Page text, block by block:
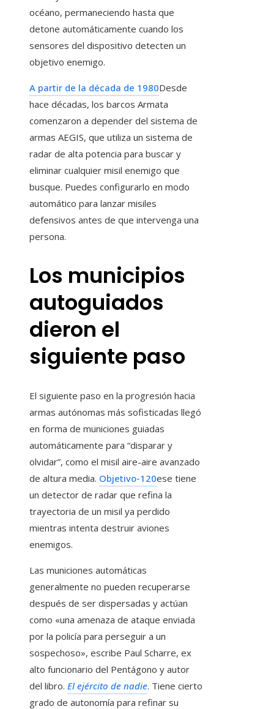
océano, permaneciendo hasta que
detone automáticamente cuando los
sensores del dispositivo detecten un
objetivo enemigo.
A partir de la década de 1980Desde
hace décadas, los barcos Armata
comenzaron a depender del sistema de
armas AEGIS, que utiliza un sistema de
radar de alta potencia para buscar y
eliminar cualquier misil enemigo que
busque. Puedes configurarlo en modo
automático para lanzar misiles
defensivos antes de que intervenga una
persona.
Los municipios
autoguiados
dieron el
siguiente paso
El siguiente paso en la progresión hacia
armas autónomas más sofisticadas llegó
en forma de municiones guiadas
automáticamente para “disparar y
olvidar”, como el misil aire-aire avanzado
de altura media. Objetivo-120ese tiene
un detector de radar que refina la
trayectoria de un misil ya perdido
mientras intenta destruir aviones
enemigos.
Las municiones automáticas
generalmente no pueden recuperarse
después de ser dispersadas y actúan
como «una amenaza de ataque enviada
por la policía para perseguir a un
sospechoso», escribe Paul Scharre, ex
alto funcionario del Pentágono y autor
del libro. El ejército de nadie. Tiene cierto
grado de autonomía para refinar su